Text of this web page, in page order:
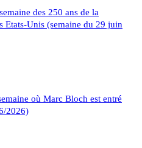
des 250 ans de la
Etats-Unis (semaine du 29 juin
où Marc Bloch est entré
2026)